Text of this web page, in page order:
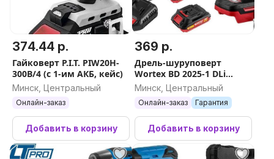
374.44 р.
Гайковерт P.I.T. PIW20H-
300B/4 (с 1-им АКБ, кейс)
Минск, Центральный
Онлайн-заказ
Добавить в корзину
369 р.
Дрель-шуруповерт
Wortex BD 2025-1 DLi
1329838 (с 2-мя АКБ, кейс)
Минск, Центральный
Онлайн-заказ Гарантия
Добавить в корзину